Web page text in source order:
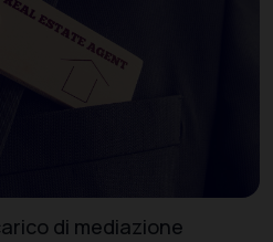
di mediazione